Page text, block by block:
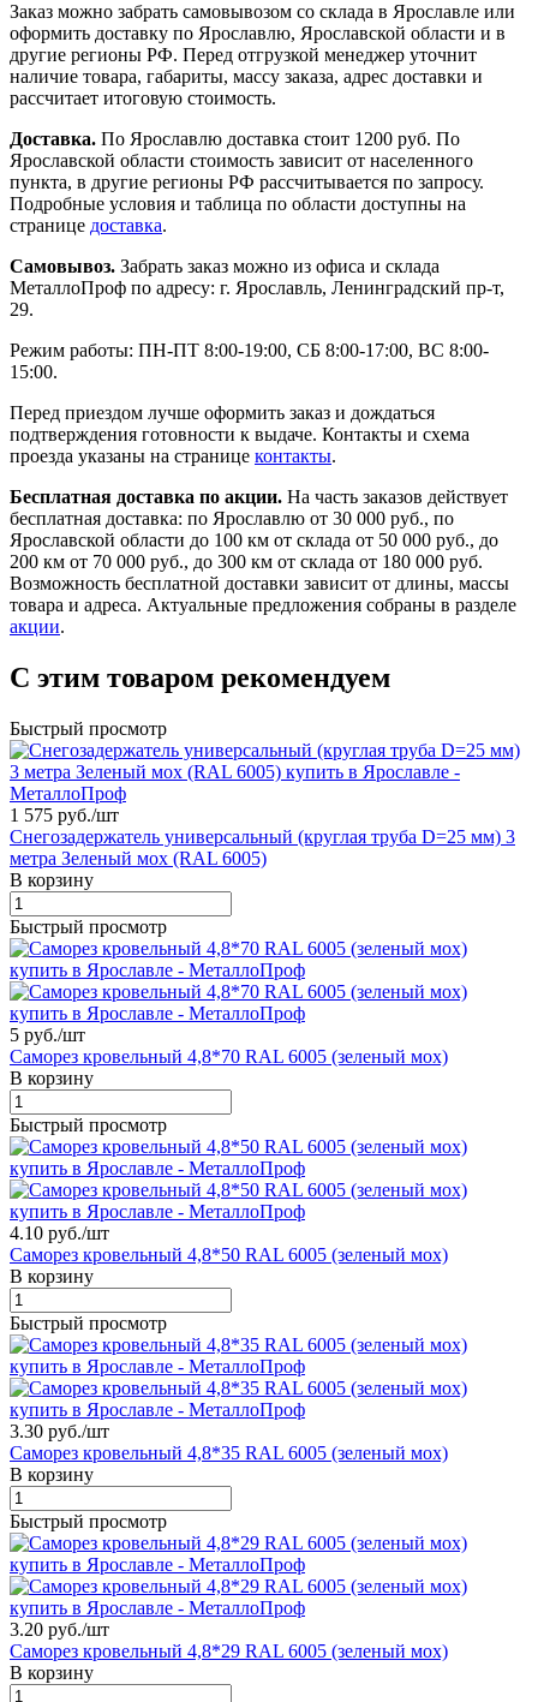
Заказ можно забрать самовывозом со склада в Ярославле или
оформить доставку по Ярославлю, Ярославской области и в
другие регионы РФ. Перед отгрузкой менеджер уточнит
наличие товара, габариты, массу заказа, адрес доставки и
рассчитает итоговую стоимость.
Доставка. По Ярославлю доставка стоит 1200 руб. По
Ярославской области стоимость зависит от населенного
пункта, в другие регионы РФ рассчитывается по запросу.
Подробные условия и таблица по области доступны на
странице доставка.
Самовывоз. Забрать заказ можно из офиса и склада
МеталлоПроф по адресу: г. Ярославль, Ленинградский пр-т,
29.
Режим работы: ПН-ПТ 8:00-19:00, СБ 8:00-17:00, ВС 8:00-
15:00.
Перед приездом лучше оформить заказ и дождаться
подтверждения готовности к выдаче. Контакты и схема
проезда указаны на странице контакты.
Бесплатная доставка по акции. На часть заказов действует
бесплатная доставка: по Ярославлю от 30 000 руб., по
Ярославской области до 100 км от склада от 50 000 руб., до
200 км от 70 000 руб., до 300 км от склада от 180 000 руб.
Возможность бесплатной доставки зависит от длины, массы
товара и адреса. Актуальные предложения собраны в разделе
акции.
С этим товаром рекомендуем
Быстрый просмотр
1 575 руб./шт
Снегозадержатель универсальный (круглая труба D=25 мм) 3
метра Зеленый мох (RAL 6005)
В корзину
Быстрый просмотр
5 руб./шт
Саморез кровельный 4,8*70 RAL 6005 (зеленый мох)
В корзину
Быстрый просмотр
4.10 руб./шт
Саморез кровельный 4,8*50 RAL 6005 (зеленый мох)
В корзину
Быстрый просмотр
3.30 руб./шт
Саморез кровельный 4,8*35 RAL 6005 (зеленый мох)
В корзину
Быстрый просмотр
3.20 руб./шт
Саморез кровельный 4,8*29 RAL 6005 (зеленый мох)
В корзину